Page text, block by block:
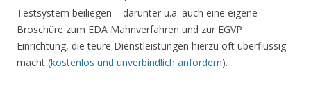
Testsystem beiliegen – darunter u.a. auch eine eigene
Broschüre zum EDA Mahnverfahren und zur EGVP
Einrichtung, die teure Dienstleistungen hierzu oft überflüssig
macht (kostenlos und unverbindlich anfordern).